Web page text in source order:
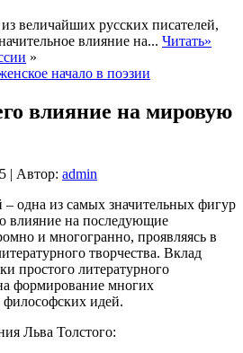
величайших русских писателей,
влияние на... Читать»
»
начало в поэзии
влияние на мировую
| Автор: admin
одна из самых значительных фигур
влияние на последующие
и многогранно, проявляясь в
творчества. Вклад
простого литературного
формирование многих
идей.
Льва Толстого: